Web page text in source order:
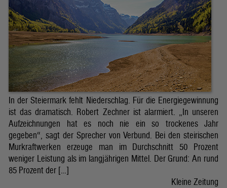
In der Steiermark fehlt Niederschlag. Für die Energiegewinnung
ist das dramatisch. Robert Zechner ist alarmiert. „In unseren
Aufzeichnungen hat es noch nie ein so trockenes Jahr
gegeben“, sagt der Sprecher von Verbund. Bei den steirischen
Murkraftwerken erzeuge man im Durchschnitt 50 Prozent
weniger Leistung als im langjährigen Mittel. Der Grund: An rund
85 Prozent der […]
Kleine Zeitung